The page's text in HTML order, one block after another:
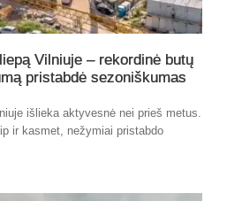
Vilniuje – rekordinė butų
pristabdė sezoniškumas
išlieka aktyvesnė nei prieš metus.
ir kasmet, nežymiai pristabdo